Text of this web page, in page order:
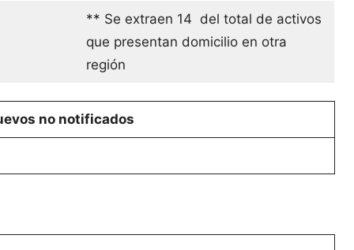
** Se extraen 14 del total de activos
que presentan domicilio en otra
región
no notificados